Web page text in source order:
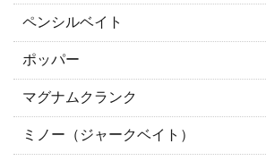
ペンシルベイト
ポッパー
マグナムクランク
ミノー（ジャークベイト）